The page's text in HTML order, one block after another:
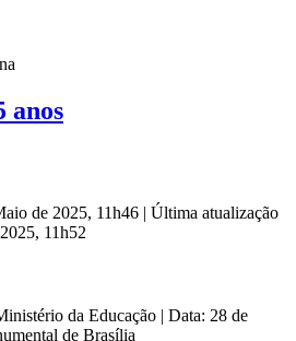
anos
de 2025, 11h46 | Última atualização
11h52
da Educação | Data: 28 de
de Brasília